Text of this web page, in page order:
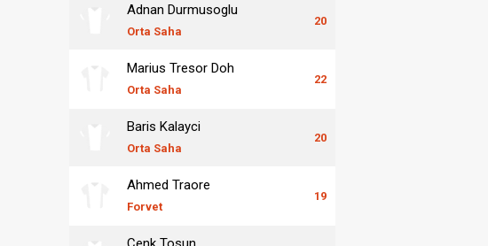
Adnan Durmusoglu
Orta Saha
20
Marius Tresor Doh
Orta Saha
22
Baris Kalayci
Orta Saha
20
Ahmed Traore
Forvet
19